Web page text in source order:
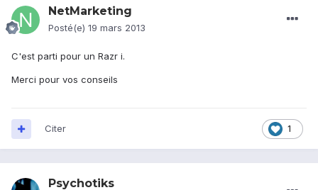
NetMarketing
Posté(e) 19 mars 2013
C'est parti pour un Razr i.
Merci pour vos conseils
1
Citer
Psychotiks